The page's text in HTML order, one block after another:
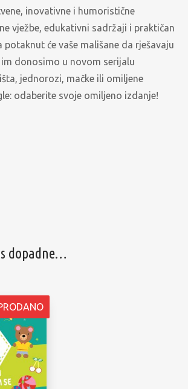
inovativne i humoristične
vježbe, edukativni sadržaji i praktičan
će vaše mališane da rješavaju
donosimo u novom serijalu
jednorozi, mačke ili omiljene
odaberite svoje omiljeno izdanje!
dopadne…